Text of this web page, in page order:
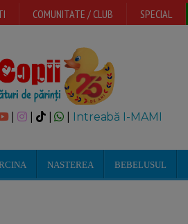
COMUNITATE / CLUB SPECIAL
| | Intreabă I-MAMI
NASTEREA BEBELUSUL